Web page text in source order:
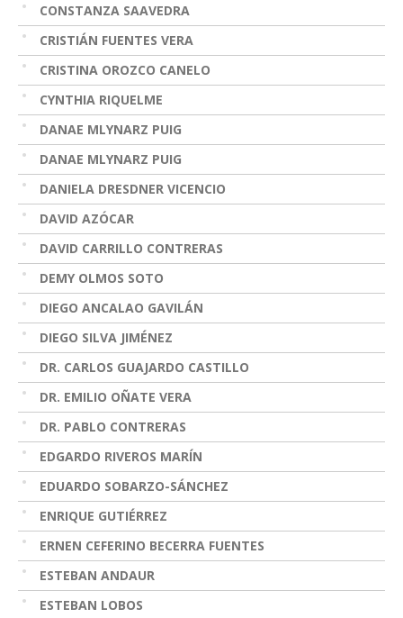
CONSTANZA SAAVEDRA
CRISTIÁN FUENTES VERA
CRISTINA OROZCO CANELO
CYNTHIA RIQUELME
DANAE MLYNARZ PUIG
DANAE MLYNARZ PUIG
DANIELA DRESDNER VICENCIO
DAVID AZÓCAR
DAVID CARRILLO CONTRERAS
DEMY OLMOS SOTO
DIEGO ANCALAO GAVILÁN
DIEGO SILVA JIMÉNEZ
DR. CARLOS GUAJARDO CASTILLO
DR. EMILIO OÑATE VERA
DR. PABLO CONTRERAS
EDGARDO RIVEROS MARÍN
EDUARDO SOBARZO-SÁNCHEZ
ENRIQUE GUTIÉRREZ
ERNEN CEFERINO BECERRA FUENTES
ESTEBAN ANDAUR
ESTEBAN LOBOS